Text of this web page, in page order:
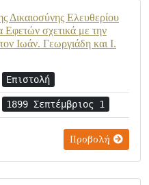
Δικαιοσύνης Ελευθερίου
Εφετών σχετικά με την
Ιωάν. Γεωργιάδη και Ι.
Επιστολή
1899 Σεπτέμβριος 1
Προβολή